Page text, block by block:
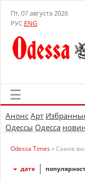
Пт, 07 августа 2026
РУС ENG
Анонс Арт
Одессы Одесса
Odessa Times» Самое
дате